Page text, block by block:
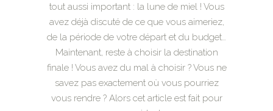
tout aussi important : la lune de miel ! Vous
avez déjà discuté de ce que vous aimeriez,
de la période de votre départ et du budget…
Maintenant, reste à choisir la destination
finale ! Vous avez du mal à choisir ? Vous ne
savez pas exactement où vous pourriez
vous rendre ? Alors cet article est fait pour